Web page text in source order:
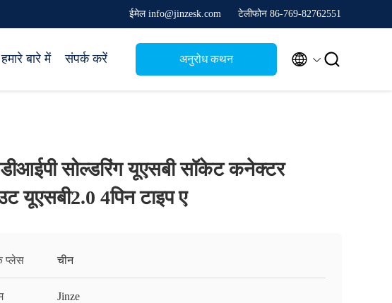
ईमेल info@jinzesk.com टेलीफोन 86-769-82762551
हमारे बारे में संपर्क करें अनुरोध कथन  
डीआईपी सोल्डरिंग यूएसबी सॉकेट कनेक्टर
यूएसबी2.0 4पिन टाइप ए
प्लेस चीन
Jinze